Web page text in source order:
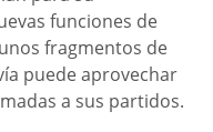
funciones de
fragmentos de
puede aprovechar
a sus partidos.